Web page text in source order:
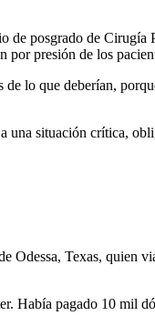
posgrado de
por presión de los
lo que deberían,
situación crítica,
Texas, quien
Había pagado 10 mil